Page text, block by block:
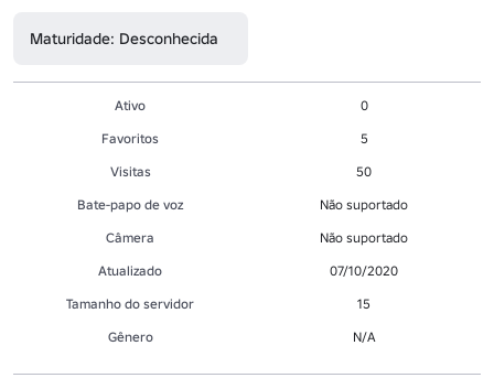
Maturidade: Desconhecida
Ativo
0
Favoritos
5
Visitas
50
Bate-papo de voz
Não suportado
Câmera
Não suportado
Atualizado
07/10/2020
Tamanho do servidor
15
Gênero
N/A